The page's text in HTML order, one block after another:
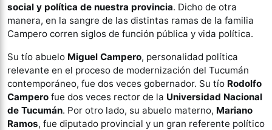
social y política de nuestra provincia. Dicho de otra
manera, en la sangre de las distintas ramas de la familia
Campero corren siglos de función pública y vida política.
Su tío abuelo Miguel Campero, personalidad política
relevante en el proceso de modernización del Tucumán
contemporáneo, fue dos veces gobernador. Su tío Rodolfo
Campero fue dos veces rector de la Universidad Nacional
de Tucumán. Por otro lado, su abuelo materno, Mariano
Ramos, fue diputado provincial y un gran referente político